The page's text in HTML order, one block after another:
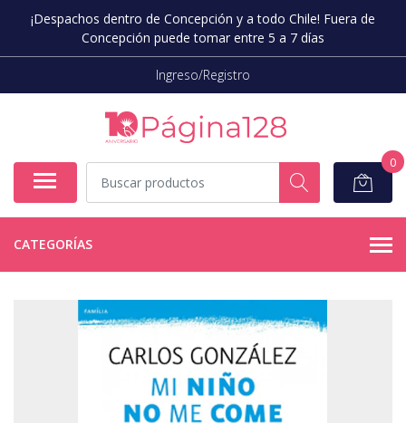
¡Despachos dentro de Concepción y a todo Chile! Fuera de
Concepción puede tomar entre 5 a 7 días
Ingreso/Registro
0
CATEGORÍAS